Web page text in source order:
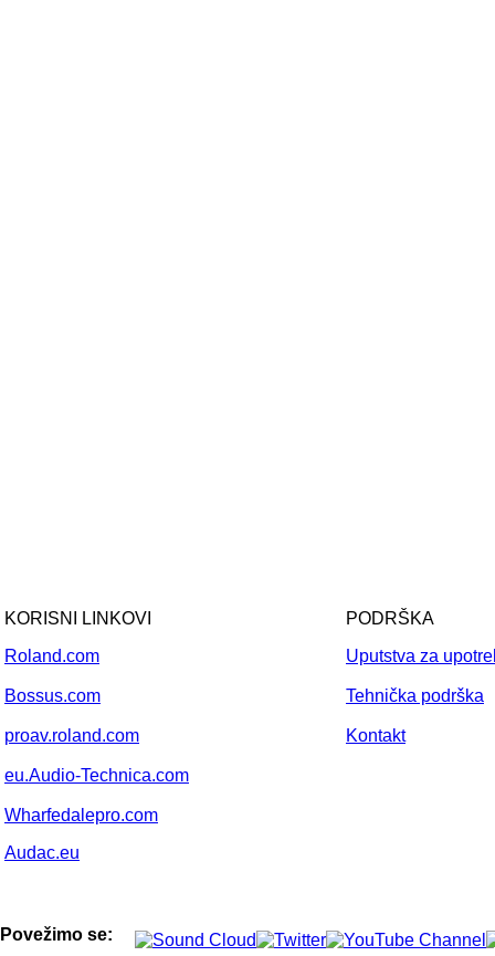
KORISNI LINKOVI
Roland.com
Bossus.com
proav.roland.com
eu.Audio-Technica.com
Wharfedalepro.com
Audac.eu
PODRŠKA
Uputstva za
Tehnička podrška
Kontakt
Povežimo se: